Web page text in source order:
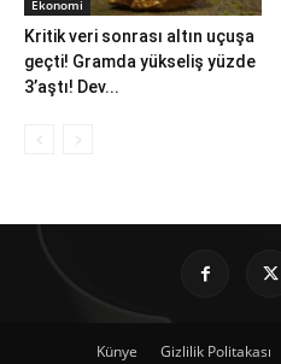
Ekonomi
Kritik veri sonrası altın uçuşa
geçti! Gramda yükseliş yüzde
3’aştı! Dev...
Künye Gizlilik Politakası